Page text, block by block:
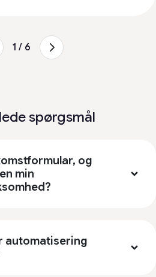
1 / 6
spørgsmål
og
min
automatisering